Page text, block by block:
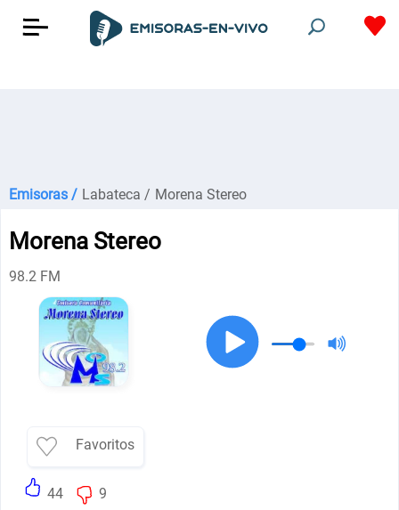
Emisoras / Labateca / Morena Stereo
Morena Stereo
98.2 FM
Favoritos
44 9